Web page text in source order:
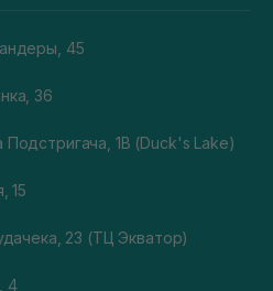
45
36
Подстригача, 1В (Duck's Lake)
15
23 (ТЦ Экватор)
4